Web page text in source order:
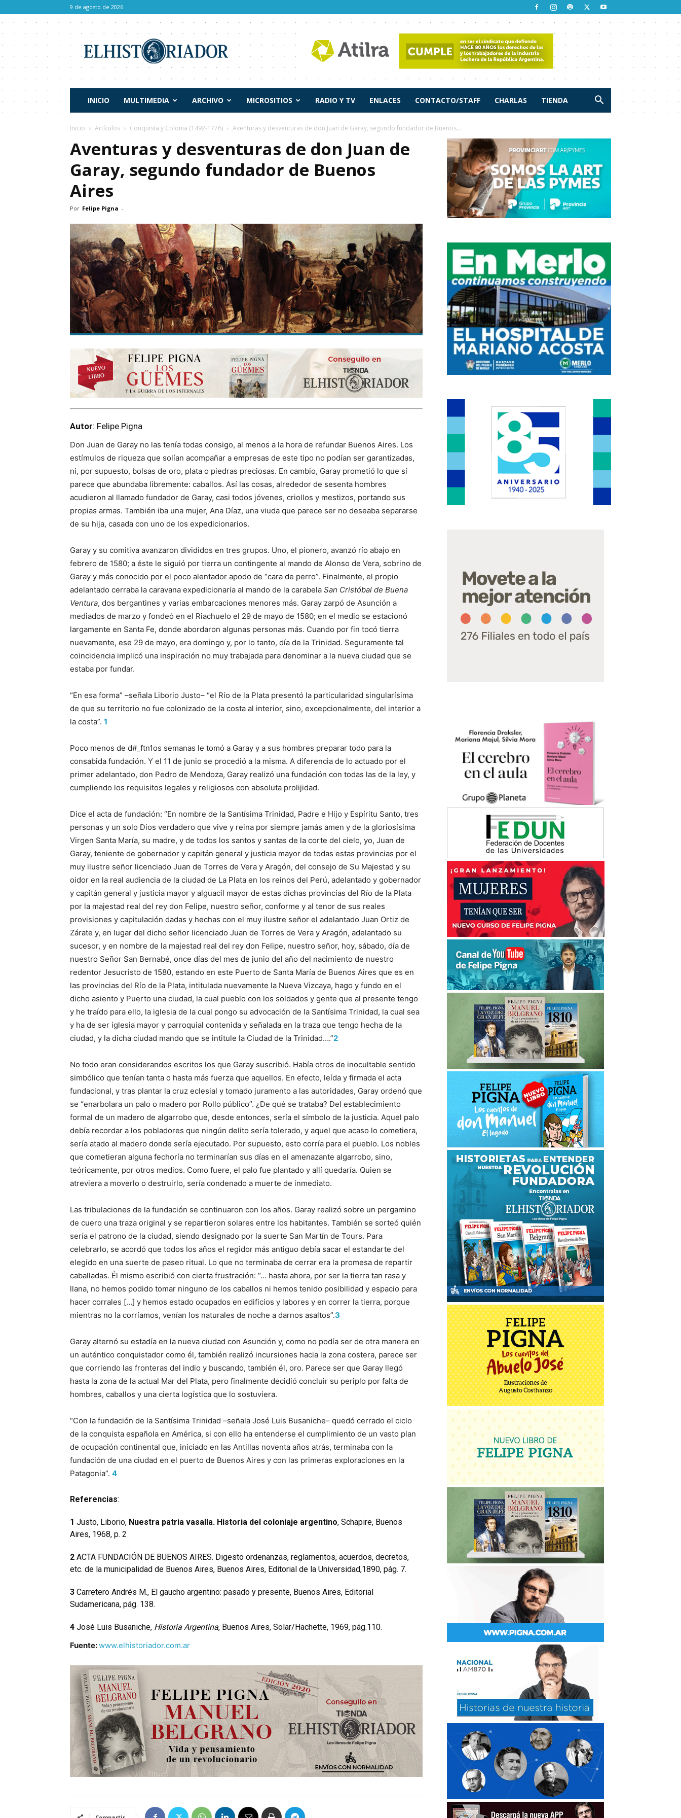
9 de agosto de 2026
Historiador
INICIO MULTIMEDIA ARCHIVO MICROSITIOS RADIO Y TV ENLACES CONTACTO/STAFF CHARLAS TIENDA
Inicio Artículos Conquista y Colonia (1492-1776) Aventuras y desventuras de don Juan de Garay, segundo fundador de Buenos...
Aventuras y desventuras de don Juan de
Garay, segundo fundador de Buenos
Aires
Por Felipe Pigna -
Autor: Felipe Pigna
Don Juan de Garay no las tenía todas consigo, al menos a la hora de refundar Buenos Aires. Los
estímulos de riqueza que solían acompañar a empresas de este tipo no podían ser garantizadas,
ni, por supuesto, bolsas de oro, plata o piedras preciosas. En cambio, Garay prometió lo que sí
parece que abundaba libremente: caballos. Así las cosas, alrededor de sesenta hombres
acudieron al llamado fundador de Garay, casi todos jóvenes, criollos y mestizos, portando sus
propias armas. También iba una mujer, Ana Díaz, una viuda que parece ser no deseaba separarse
de su hija, casada con uno de los expedicionarios.
Garay y su comitiva avanzaron divididos en tres grupos. Uno, el pionero, avanzó río abajo en
febrero de 1580; a éste le siguió por tierra un contingente al mando de Alonso de Vera, sobrino de
Garay y más conocido por el poco alentador apodo de “cara de perro”. Finalmente, el propio
adelantado cerraba la caravana expedicionaria al mando de la carabela San Cristóbal de Buena
Ventura, dos bergantines y varias embarcaciones menores más. Garay zarpó de Asunción a
mediados de marzo y fondeó en el Riachuelo el 29 de mayo de 1580; en el medio se estacionó
largamente en Santa Fe, donde abordaron algunas personas más. Cuando por fin tocó tierra
nuevamente, ese 29 de mayo, era domingo y, por lo tanto, día de la Trinidad. Seguramente tal
coincidencia implicó una inspiración no muy trabajada para denominar a la nueva ciudad que se
estaba por fundar.
“En esa forma” –señala Liborio Justo– “el Río de la Plata presentó la particularidad singularísima
de que su territorio no fue colonizado de la costa al interior, sino, excepcionalmente, del interior a
la costa”. 1
Poco menos de d#_ftn1os semanas le tomó a Garay y a sus hombres preparar todo para la
consabida fundación. Y el 11 de junio se procedió a la misma. A diferencia de lo actuado por el
primer adelantado, don Pedro de Mendoza, Garay realizó una fundación con todas las de la ley, y
cumpliendo los requisitos legales y religiosos con absoluta prolijidad.
Dice el acta de fundación: “En nombre de la Santísima Trinidad, Padre e Hijo y Espíritu Santo, tres
personas y un solo Dios verdadero que vive y reina por siempre jamás amen y de la gloriosísima
Virgen Santa María, su madre, y de todos los santos y santas de la corte del cielo, yo, Juan de
Garay, teniente de gobernador y capitán general y justicia mayor de todas estas provincias por el
muy ilustre señor licenciado Juan de Torres de Vera y Aragón, del consejo de Su Majestad y su
oidor en la real audiencia de la ciudad de La Plata en los reinos del Perú, adelantado y gobernador
y capitán general y justicia mayor y alguacil mayor de estas dichas provincias del Río de la Plata
por la majestad real del rey don Felipe, nuestro señor, conforme y al tenor de sus reales
provisiones y capitulación dadas y hechas con el muy ilustre señor el adelantado Juan Ortiz de
Zárate y, en lugar del dicho señor licenciado Juan de Torres de Vera y Aragón, adelantado su
sucesor, y en nombre de la majestad real del rey don Felipe, nuestro señor, hoy, sábado, día de
nuestro Señor San Bernabé, once días del mes de junio del año del nacimiento de nuestro
redentor Jesucristo de 1580, estando en este Puerto de Santa María de Buenos Aires que es en
las provincias del Río de la Plata, intitulada nuevamente la Nueva Vizcaya, hago y fundo en el
dicho asiento y Puerto una ciudad, la cual pueblo con los soldados y gente que al presente tengo
y he traído para ello, la iglesia de la cual pongo su advocación de la Santísima Trinidad, la cual sea
y ha de ser iglesia mayor y parroquial contenida y señalada en la traza que tengo hecha de la
ciudad, y la dicha ciudad mando que se intitule la Ciudad de la Trinidad….”2
No todo eran considerandos escritos los que Garay suscribió. Había otros de inocultable sentido
simbólico que tenían tanta o hasta más fuerza que aquellos. En efecto, leída y firmada el acta
fundacional, y tras plantar la cruz eclesial y tomado juramento a las autoridades, Garay ordenó que
se “enarbolara un palo o madero por Rollo público”. ¿De qué se trataba? Del establecimiento
formal de un madero de algarrobo que, desde entonces, sería el símbolo de la justicia. Aquel palo
debía recordar a los pobladores que ningún delito sería tolerado, y aquel que acaso lo cometiera,
sería atado al madero donde sería ejecutado. Por supuesto, esto corría para el pueblo. Los nobles
que cometieran alguna fechoría no terminarían sus días en el amenazante algarrobo, sino,
teóricamente, por otros medios. Como fuere, el palo fue plantado y allí quedaría. Quien se
atreviera a moverlo o destruirlo, sería condenado a muerte de inmediato.
Las tribulaciones de la fundación se continuaron con los años. Garay realizó sobre un pergamino
de cuero una traza original y se repartieron solares entre los habitantes. También se sorteó quién
sería el patrono de la ciudad, siendo designado por la suerte San Martín de Tours. Para
celebrarlo, se acordó que todos los años el regidor más antiguo debía sacar el estandarte del
elegido en una suerte de paseo ritual. Lo que no terminaba de cerrar era la promesa de repartir
caballadas. Él mismo escribió con cierta frustración: “… hasta ahora, por ser la tierra tan rasa y
llana, no hemos podido tomar ninguno de los caballos ni hemos tenido posibilidad y espacio para
hacer corrales […] y hemos estado ocupados en edificios y labores y en correr la tierra, porque
mientras no la corríamos, venían los naturales de noche a darnos asaltos”.3
Garay alternó su estadía en la nueva ciudad con Asunción y, como no podía ser de otra manera en
un auténtico conquistador como él, también realizó incursiones hacia la zona costera, parece ser
que corriendo las fronteras del indio y buscando, también él, oro. Parece ser que Garay llegó
hasta la zona de la actual Mar del Plata, pero finalmente decidió concluir su periplo por falta de
hombres, caballos y una cierta logística que lo sostuviera.
“Con la fundación de la Santísima Trinidad –señala José Luis Busaniche– quedó cerrado el ciclo
de la conquista española en América, si con ello ha entenderse el cumplimiento de un vasto plan
de ocupación continental que, iniciado en las Antillas noventa años atrás, terminaba con la
fundación de una ciudad en el puerto de Buenos Aires y con las primeras exploraciones en la
Patagonia”. 4
Referencias:
1 Justo, Liborio, Nuestra patria vasalla. Historia del coloniaje argentino, Schapire, Buenos
Aires, 1968, p. 2
2 ACTA FUNDACIÓN DE BUENOS AIRES. Digesto ordenanzas, reglamentos, acuerdos, decretos,
etc. de la municipalidad de Buenos Aires, Buenos Aires, Editorial de la Universidad,1890, pág. 7.
3 Carretero Andrés M., El gaucho argentino: pasado y presente, Buenos Aires, Editorial
Sudamericana, pág. 138.
4 José Luis Busaniche, Historia Argentina, Buenos Aires, Solar/Hachette, 1969, pág.110.
Fuente:www.elhistoriador.com.ar